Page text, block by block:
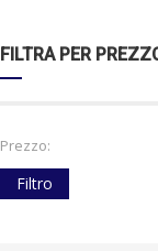
FILTRA PER
Prezzo:
Filtro